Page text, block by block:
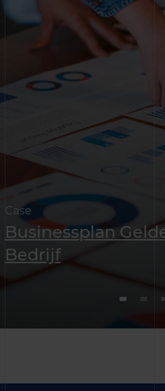
Case
Businessplan
Bedrijf